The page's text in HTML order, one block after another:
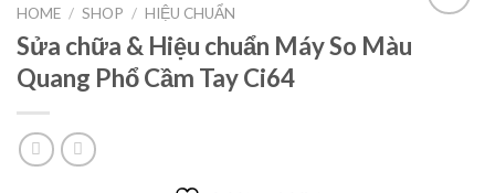
HOME / SHOP / HIỆU CHUẨN
Sửa chữa & Hiệu chuẩn Máy So Màu
Quang Phổ Cầm Tay Ci64